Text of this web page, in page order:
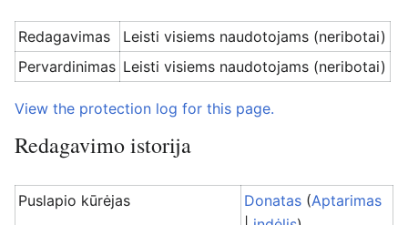
Redagavimas
Leisti visiems naudotojams (neribotai)
Pervardinimas Leisti visiems naudotojams (neribotai)
View the protection log for this page.
Redagavimo istorija
Puslapio kūrėjas Donatas (Aptarimas